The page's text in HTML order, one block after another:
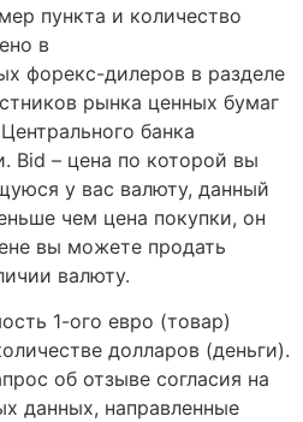
пункта и количество
в
форекс-дилеров в разделе
рынка ценных бумаг
банка
Bid – цена по которой вы
у вас валюту, данный
чем цена покупки, он
вы можете продать
валюту.
1-ого евро (товар)
долларов (деньги).
об отзыве согласия на
данных, направленные